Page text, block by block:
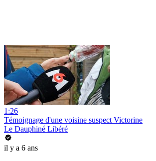
1:26
Témoignage d'une voisine suspect Victorine
Le Dauphiné Libéré
il y a 6 ans